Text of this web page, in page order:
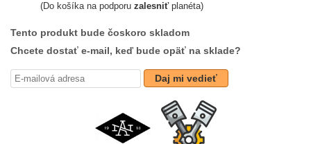
(Do košíka na podporu zalesniťplanéta)
Tento produkt bude čoskoro skladom
Chcete dostať e-mail, keď bude opäť na sklade?
Daj mi vedieť